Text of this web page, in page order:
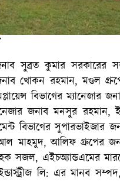
জনাব সুব্রত কুমার
জনাব খোকন রহমান, মণ্ডল
বিভাগের ম্যানেজার
জনাব মনসুর রহমান,
বিভাগের সুপারভাইজার
মাহমুদ, আলিফ গ্রুপের
এইচঅ্যান্ডএমের
লি: এর মানব